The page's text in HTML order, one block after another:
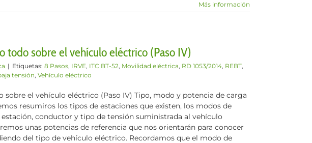
Más información
todo sobre el vehículo eléctrico (Paso IV)
| Etiquetas: 8 Pasos, IRVE, ITC BT-52, Movilidad eléctrica, RD 1053/2014, REBT,
tensión, Vehículo eléctrico
sobre el vehículo eléctrico (Paso IV) Tipo, modo y potencia de carga
resumiros los tipos de estaciones que existen, los modos de
conductor y tipo de tensión suministrada al vehículo
unas potencias de referencia que nos orientarán para conocer
del tipo de vehículo eléctrico. Recordamos que el modo de